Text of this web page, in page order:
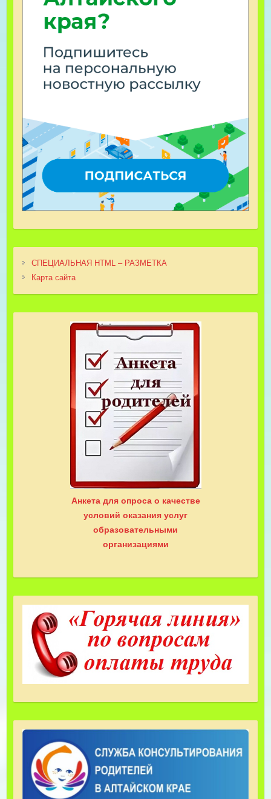
СПЕЦИАЛЬНАЯ HTML – РАЗМЕТКА
Карта сайта
Анкета для опроса о качестве
условий оказания услуг
образовательными
организациями